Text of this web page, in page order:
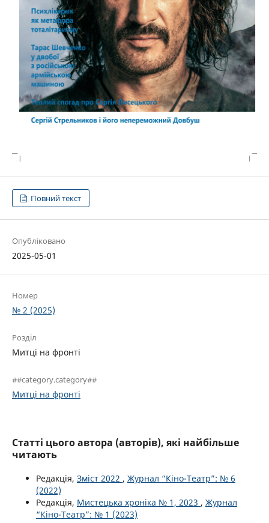
Повний текст
Опубліковано
2025-05-01
Номер
№ 2 (2025)
Розділ
Митці на фронті
##category.category##
Митці на фронті
Статті цього автора (авторів), які найбільше
читають
Редакція, Зміст 2022 , Журнал “Кіно-Театр”: № 6
(2022)
Редакція, Мистецька хроніка № 1, 2023 , Журнал
“Кіно-Театр”: № 1 (2023)